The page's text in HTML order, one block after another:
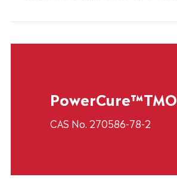
PowerCure™TMO
CAS No. 270586-78-2